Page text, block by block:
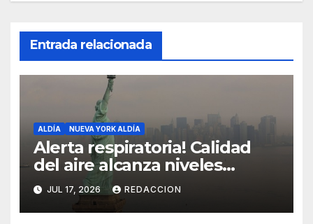
Entrada relacionada
ALDÍA NUEVA YORK ALDÍA
Alerta respiratoria! Calidad
del aire alcanza niveles
peligrosos en NYC
JUL 17, 2026 REDACCION